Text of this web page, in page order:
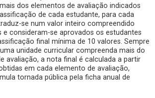
dos elementos de avaliação indicados
de cada estudante, para cada
se num valor inteiro compreendido
e consideram-se aprovados os estudantes
final mínima de 10 valores. Sempre
unidade curricular compreenda mais do
avaliação, a nota final é calculada a partir
em cada elemento de avaliação,
tornada pública pela ficha anual de